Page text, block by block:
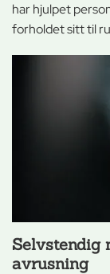
har hjulpet
forholdet sitt til
Selvstendig
avrusning